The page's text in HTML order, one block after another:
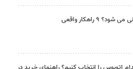
۹ راهکار واقعی